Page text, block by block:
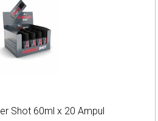
Shot 60ml x 20 Ampul